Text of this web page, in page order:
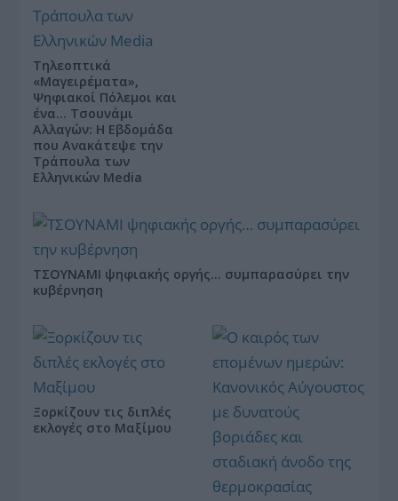
Τηλεοπτικά
«Μαγειρέματα»,
Ψηφιακοί Πόλεμοι και
ένα… Τσουνάμι
Αλλαγών: Η Εβδομάδα
που Ανακάτεψε την
Τράπουλα των
Ελληνικών Media
ΤΣΟΥΝΑΜΙ ψηφιακής οργής… συμπαρασύρει την
κυβέρνηση
Ξορκίζουν τις διπλές
εκλογές στο Μαξίμου